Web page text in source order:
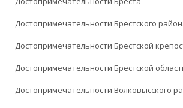
Достопримечательности Брестского
Достопримечательности Брестской
Достопримечательности Брестской
Достопримечательности Волковысского